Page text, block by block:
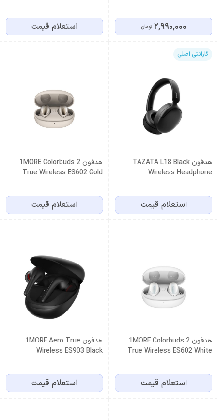
2,990,000 تومان استعلام قیمت
گارانتی اصلی
هدفون TAZATA L18 Black
Wireless Headphone
استعلام قیمت
هدفون 1MORE Colorbuds 2
True Wireless ES602 Gold
استعلام قیمت
هدفون 1MORE Colorbuds 2
True Wireless ES602 White
استعلام قیمت
هدفون 1MORE Aero True
Wireless ES903 Black
استعلام قیمت